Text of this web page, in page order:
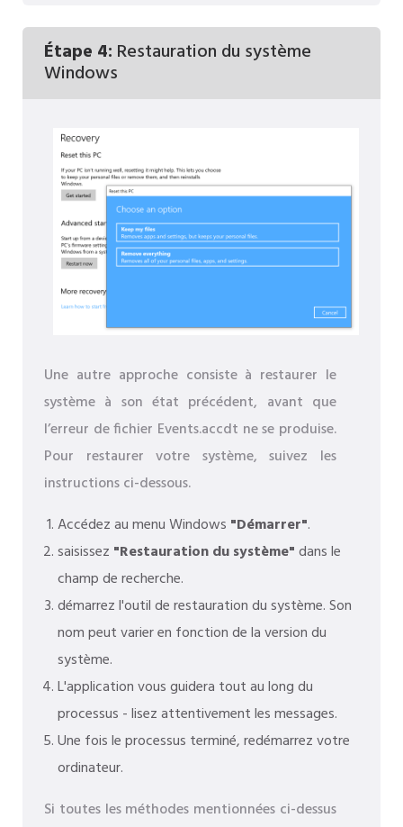
Étape 4: Restauration du système
Windows
Une autre approche consiste à restaurer le
système à son état précédent, avant que
l’erreur de fichier Events.accdt ne se produise.
Pour restaurer votre système, suivez les
instructions ci-dessous.
Accédez au menu Windows "Démarrer".
saisissez "Restauration du système"dans le
champ de recherche.
démarrez l'outil de restauration du système. Son
nom peut varier en fonction de la version du
système.
L'application vous guidera tout au long du
processus - lisez attentivement les messages.
Une fois le processus terminé, redémarrez votre
ordinateur.
Si toutes les méthodes mentionnées ci-dessus